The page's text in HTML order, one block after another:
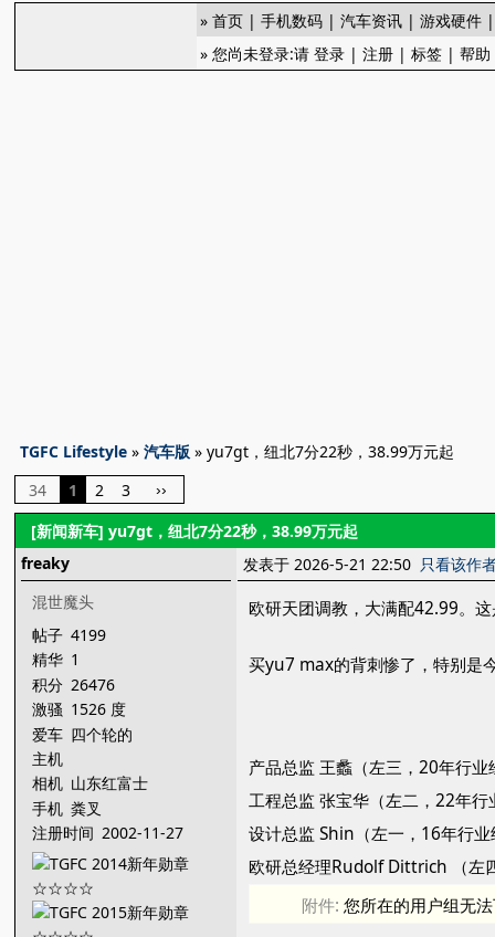
»首页 |手机数码 |汽车资讯 |游戏硬件
» 您尚未登录:请登录 |注册 |标签 |帮助
TGFC Lifestyle »汽车版 » yu7gt，纽北7分22秒，38.99万元起
34
1 2 3 ››
[新闻新车] yu7gt，纽北7分22秒，38.99万元起
freaky
混世魔头
帖子 4199
精华 1
积分 26476
激骚 1526 度
爱车 四个轮的
主机
相机 山东红富士
手机 粪叉
注册时间 2002-11-27
发表于 2026-5-21 22:50 只看该作
欧研天团调教，大满配42.99。
买yu7 max的背刺惨了，特别是
产品总监 王蠡（左三，20年行业
工程总监 张宝华（左二，22年行
设计总监 Shin（左一，16年行
欧研总经理Rudolf Dittrich （左
附件: 您所在的用户组无